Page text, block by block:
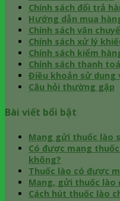
Chính sách đổi trả
Hướng dẫn mua
Chính sách vận
Chính sách xử lý
Chính sách kiểm
Chính sách thanh
Điều khoản sử dung
Câu hỏi thường gặp
Bài viết bổi bật
Mang gửi thuốc lào
Có được mang
không?
Thuốc lào có được
Mang, gửi thuốc lào
Cách hút thuốc lào